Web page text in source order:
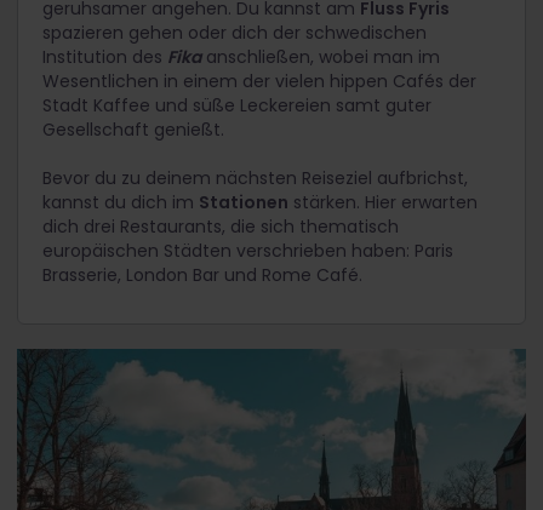
geruhsamer angehen. Du kannst am Fluss Fyris
spazieren gehen oder dich der schwedischen
Institution des Fikaanschließen, wobei man im
Wesentlichen in einem der vielen hippen Cafés der
Stadt Kaffee und süße Leckereien samt guter
Gesellschaft genießt.
Bevor du zu deinem nächsten Reiseziel aufbrichst,
kannst du dich im Stationen stärken. Hier erwarten
dich drei Restaurants, die sich thematisch
europäischen Städten verschrieben haben: Paris
Brasserie, London Bar und Rome Café.